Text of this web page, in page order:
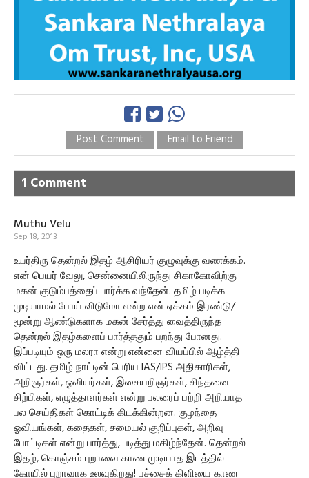
Post Comment Email to Friend
1 Comment
Muthu Velu
Sep 18, 2013
உயர்திரு தென்றல் இதழ் ஆசிரியர் குழுவுக்கு வணக்கம்.
என் பெயர் வேலு, சென்னையிலிருந்து சிகாகோவிற்கு
மகன் குடும்பத்தைப் பார்க்க வந்தேன். தமிழ் படிக்க
முடியாமல் போய் விடுமோ என்ற என் ஏக்கம் இரண்டு/
மூன்று ஆண்டுகளாக மகன் சேர்த்து வைத்திருந்த
தென்றல் இதழ்களைப் பார்த்ததும் பறந்து போனது.
இப்படியும் ஒரு மலரா என்று என்னை வியப்பில் ஆழ்த்தி
விட்டது. தமிழ் நாட்டின் பெரிய IAS/IPS அதிகாரிகள்,
அறிஞர்கள், ஓவியர்கள், இசையறிஞர்கள், சிந்தனை
சிற்பிகள், எழுத்தாளர்கள் என்று பலரைப் பற்றி அறியாத
பல செய்திகள் கொட்டிக் கிடக்கின்றன. குழந்தை
ஓவியங்கள், கதைகள், சமையல் குறிப்புகள், அறிவு
போட்டிகள் என்று பார்த்து, படித்து மகிழ்ந்தேன். தென்றல்
இதழ், கொஞ்சும் புறாவை காண முடியாத இடத்தில்
கோயில் புறாவாக உலவுகிறது! பச்சைக் கிளியை காண